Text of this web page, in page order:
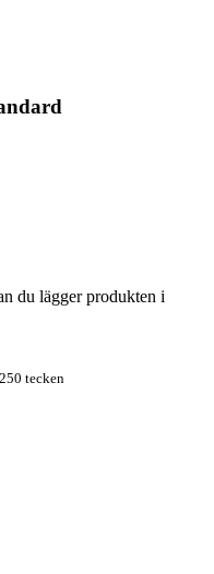
du lägger produkten i
tecken